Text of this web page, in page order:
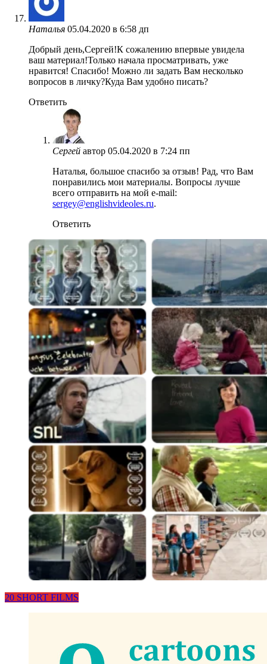
Наталья 05.04.2020 в 6:58 дп
Добрый день,Сергей!К сожалению впервые увидела
ваш материал!Только начала просматривать, уже
нравится! Спасибо! Можно ли задать Вам несколько
вопросов в личку?Куда Вам удобно писать?
Ответить
Сергей автор 05.04.2020 в 7:24 пп
Наталья, большое спасибо за отзыв! Рад, что Вам
понравились мои материалы. Вопросы лучше
всего отправить на мой e-mail:
sergey@englishvideoles.ru.
Ответить
20 SHORT FILMS